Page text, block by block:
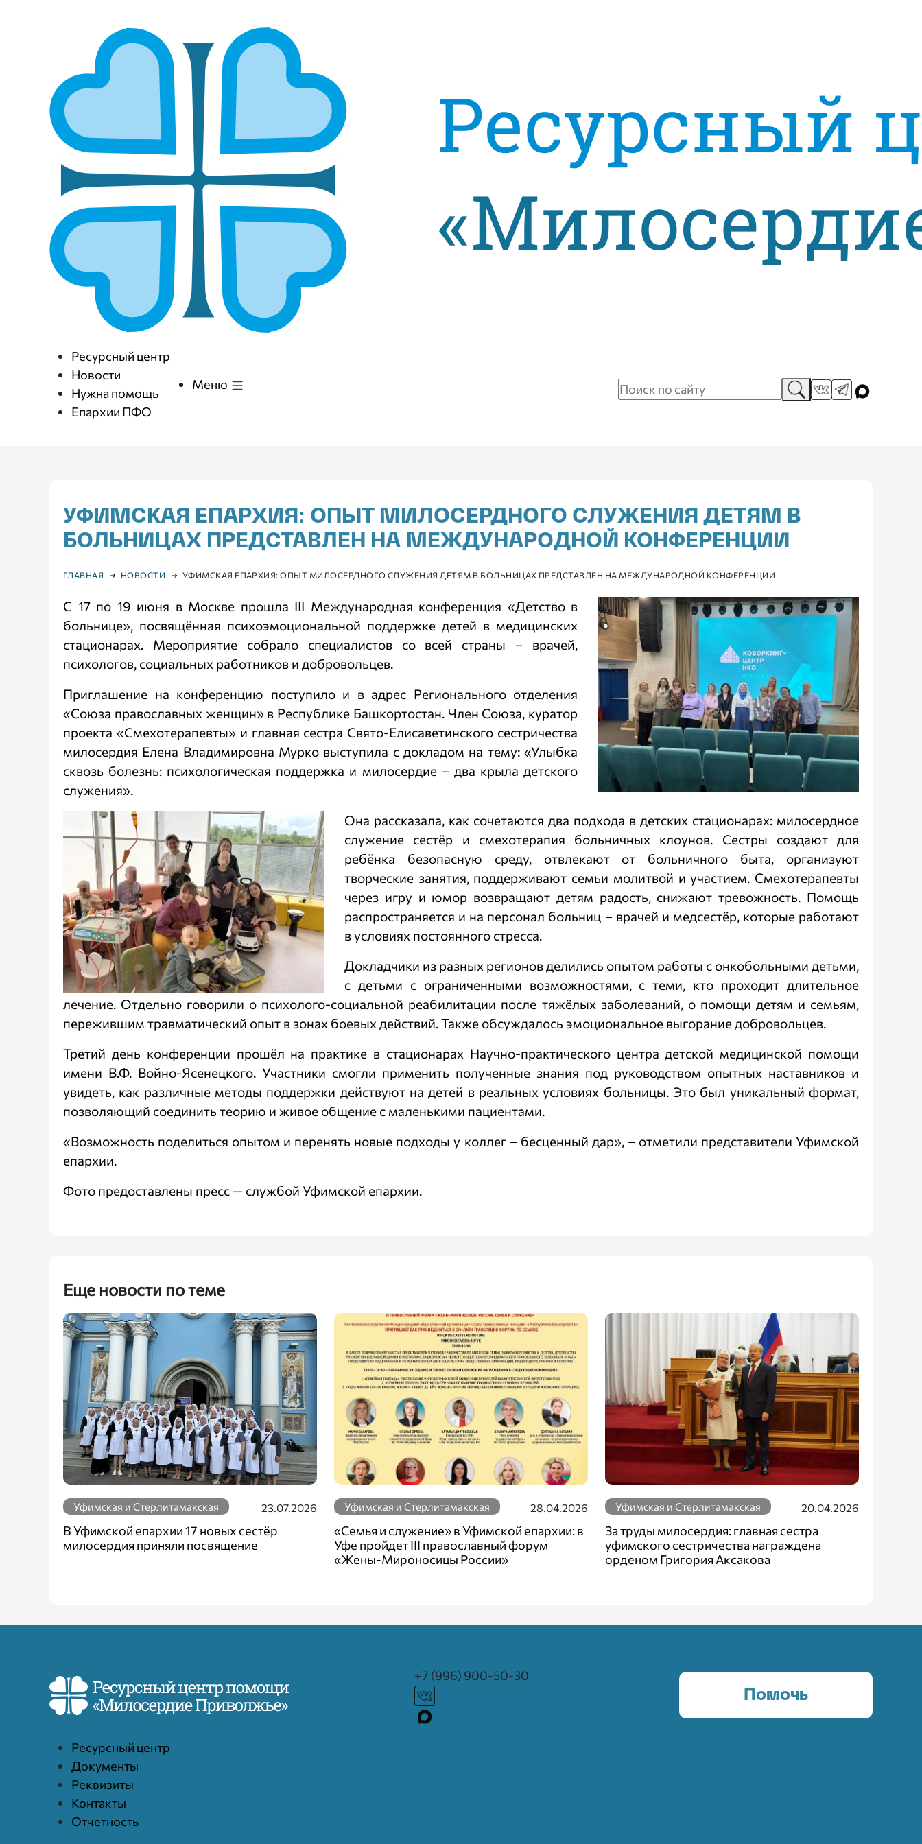
Ресурсный центр
Новости
Нужна помощь
Епархии ПФО
Меню
УФИМСКАЯ ЕПАРХИЯ: ОПЫТ МИЛОСЕРДНОГО СЛУЖЕНИЯ ДЕТЯМ В
БОЛЬНИЦАХ ПРЕДСТАВЛЕН НА МЕЖДУНАРОДНОЙ КОНФЕРЕНЦИИ
ГЛАВНАЯ НОВОСТИ УФИМСКАЯ ЕПАРХИЯ: ОПЫТ МИЛОСЕРДНОГО СЛУЖЕНИЯ ДЕТЯМ В БОЛЬНИЦАХ ПРЕДСТАВЛЕН НА МЕЖДУНАРОДНОЙ КОНФЕРЕНЦИИ
С 17 по 19 июня в Москве прошла III Международная конференция «Детство в
больнице», посвящённая психоэмоциональной поддержке детей в медицинских
стационарах. Мероприятие собрало специалистов со всей страны – врачей,
психологов, социальных работников и добровольцев.
Приглашение на конференцию поступило и в адрес Регионального отделения
«Союза православных женщин» в Республике Башкортостан. Член Союза, куратор
проекта «Смехотерапевты» и главная сестра Свято-Елисаветинского сестричества
милосердия Елена Владимировна Мурко выступила с докладом на тему: «Улыбка
сквозь болезнь: психологическая поддержка и милосердие – два крыла детского
служения».
Она рассказала, как сочетаются два подхода в детских стационарах: милосердное
служение сестёр и смехотерапия больничных клоунов. Сестры создают для
ребёнка безопасную среду, отвлекают от больничного быта, организуют
творческие занятия, поддерживают семьи молитвой и участием. Смехотерапевты
через игру и юмор возвращают детям радость, снижают тревожность. Помощь
распространяется и на персонал больниц – врачей и медсестёр, которые работают
в условиях постоянного стресса.
Докладчики из разных регионов делились опытом работы с онкобольными детьми,
с детьми с ограниченными возможностями, с теми, кто проходит длительное
лечение. Отдельно говорили о психолого-социальной реабилитации после тяжёлых заболеваний, о помощи детям и семьям,
пережившим травматический опыт в зонах боевых действий. Также обсуждалось эмоциональное выгорание добровольцев.
Третий день конференции прошёл на практике в стационарах Научно-практического центра детской медицинской помощи
имени В.Ф. Войно-Ясенецкого. Участники смогли применить полученные знания под руководством опытных наставников и
увидеть, как различные методы поддержки действуют на детей в реальных условиях больницы. Это был уникальный формат,
позволяющий соединить теорию и живое общение с маленькими пациентами.
«Возможность поделиться опытом и перенять новые подходы у коллег – бесценный дар», – отметили представители Уфимской
епархии.
Фото предоставлены пресс — службой Уфимской епархии.
Еще новости по теме
Уфимская и Стерлитамакская 23.07.2026
В Уфимской епархии 17 новых сестёр
милосердия приняли посвящение
Уфимская и Стерлитамакская 28.04.2026
«Семья и служение» в Уфимской епархии: в
Уфе пройдет III православный форум
«Жены-Мироносицы России»
Уфимская и Стерлитамакская 20.04.2026
За труды милосердия: главная сестра
уфимского сестричества награждена
орденом Григория Аксакова
+7 (996) 900-50-30
Помочь
Ресурcный центр
Документы
Реквизиты
Контакты
Отчетность